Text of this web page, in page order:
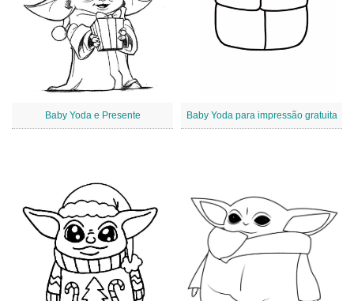
Baby Yoda e Presente Baby Yoda para impressão gratuita